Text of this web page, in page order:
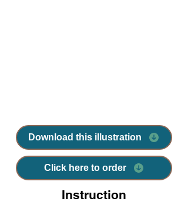
Download this illustration
Click here to order
Instruction